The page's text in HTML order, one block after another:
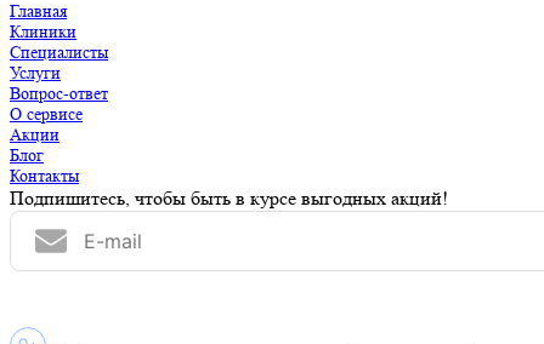
Главная
Клиники
Специалисты
Услуги
Вопрос-ответ
О сервисе
Акции
Блог
Контакты
Подпишитесь, чтобы быть в курсе выгодных акций!